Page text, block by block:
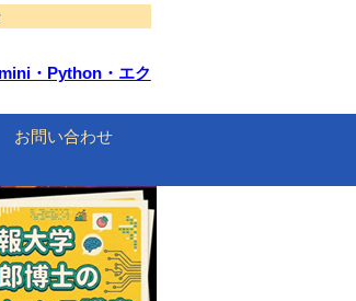
・Python・エク
お問い合わせ